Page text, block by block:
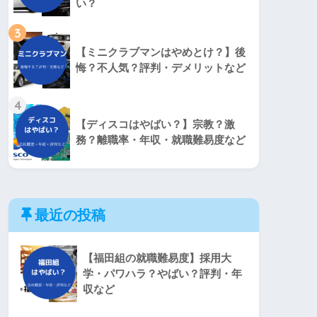
い？
3
【ミニクラブマンはやめとけ？】後
悔？不人気？評判・デメリットなど
4
【ディスコはやばい？】宗教？激
務？離職率・年収・就職難易度など
最近の投稿
【福田組の就職難易度】採用大
学・パワハラ？やばい？評判・年
収など